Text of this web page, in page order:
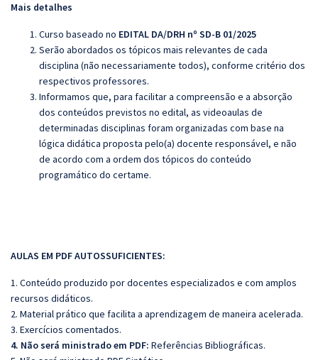
Mais detalhes
Curso baseado no EDITAL DA/DRH nº SD-B 01/2025
Serão abordados os tópicos mais relevantes de cada
disciplina (não necessariamente todos), conforme critério dos
respectivos professores.
Informamos que, para facilitar a compreensão e a absorção
dos conteúdos previstos no edital, as videoaulas de
determinadas disciplinas foram organizadas com base na
lógica didática proposta pelo(a) docente responsável, e não
de acordo com a ordem dos tópicos do conteúdo
programático do certame.
AULAS EM PDF AUTOSSUFICIENTES:
1. Conteúdo produzido por docentes especializados e com amplos
recursos didáticos.
2. Material prático que facilita a aprendizagem de maneira acelerada.
3. Exercícios comentados.
4. Não será ministrado em PDF: Referências Bibliográficas.